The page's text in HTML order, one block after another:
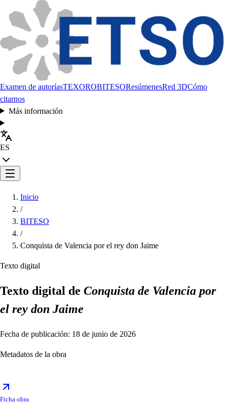
Examen de autoríasTEXOROBITESOResúmenesRed 3DCómo
citarnos
Más información
ES
Inicio
/
BITESO
/
Conquista de Valencia por el rey don Jaime
Texto digital
Texto digital de Conquista de Valencia por
el rey don Jaime
Fecha de publicación: 18 de junio de 2026
Metadatos de la obra
Ficha obra